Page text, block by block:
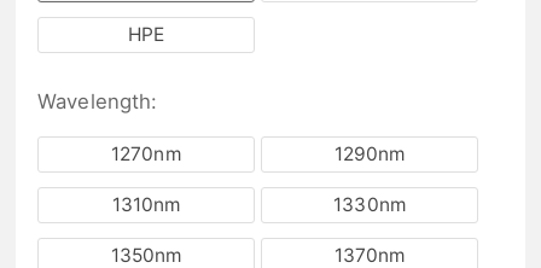
HPE
Wavelength:
1270nm 1290nm
1310nm 1330nm
1350nm 1370nm